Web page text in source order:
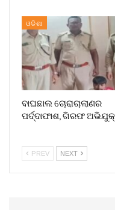
ଓଡିଶା
ବାଘଛାଲ ଚୋରାଚାଲାଣର
ପର୍ଦ୍ଦାଫାଶ, ଗିରଫ
PREV NEXT